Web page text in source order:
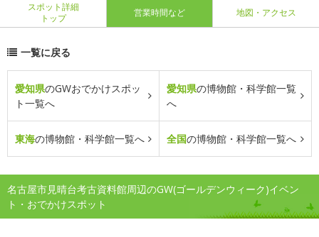
スポット詳細
トップ
営業時間など 地図・アクセス
一覧に戻る
愛知県のGWおでかけスポッ
ト一覧へ
愛知県の博物館・科学館一覧
へ
東海の博物館・科学館一覧へ 全国の博物館・科学館一覧へ
名古屋市見晴台考古資料館周辺のGW(ゴールデンウィーク)イベン
ト・おでかけスポット